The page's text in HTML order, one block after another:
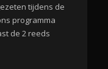
tijdens de
programma
de 2 reeds